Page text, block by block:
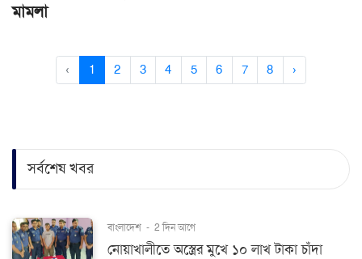
মামলা
‹ 1 2 3 4 5 6 7 8 ›
সর্বশেষ খবর
বাংলাদেশ - 2 দিন আগে
নোয়াখালীতে অস্ত্রের মুখে ১০ লাখ টাকা চাঁদা